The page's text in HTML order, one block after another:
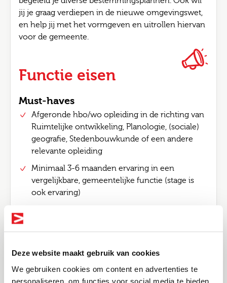
Deze website maakt gebruik van cookies
We gebruiken cookies om content en advertenties te
personaliseren, om functies voor social media te bieden
jij je graag verdiepen in de nieuwe omgevingswet,
en help jij met het vormgeven en uitrollen hiervan
voor de gemeente.
Functie eisen
Must-haves
Afgeronde hbo/wo opleiding in de richting van
Ruimtelijke ontwikkeling, Planologie, (sociale)
geografie, Stedenbouwkunde of een andere
relevante opleiding
Minimaal 3-6 maanden ervaring in een
vergelijkbare, gemeentelijke functie (stage is
ook ervaring)
Over
Joinuz
Je werkt om te leven. Niet andersom. Daarom